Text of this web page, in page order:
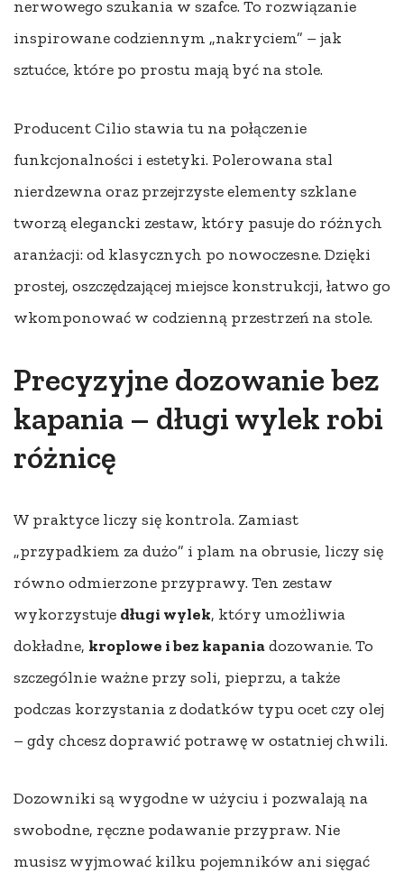
nerwowego szukania w szafce. To rozwiązanie
inspirowane codziennym „nakryciem” – jak
sztućce, które po prostu mają być na stole.
Producent Cilio stawia tu na połączenie
funkcjonalności i estetyki. Polerowana stal
nierdzewna oraz przejrzyste elementy szklane
tworzą elegancki zestaw, który pasuje do różnych
aranżacji: od klasycznych po nowoczesne. Dzięki
prostej, oszczędzającej miejsce konstrukcji, łatwo go
wkomponować w codzienną przestrzeń na stole.
Precyzyjne dozowanie bez
kapania – długi wylek robi
różnicę
W praktyce liczy się kontrola. Zamiast
„przypadkiem za dużo” i plam na obrusie, liczy się
równo odmierzone przyprawy. Ten zestaw
wykorzystuje długi wylek, który umożliwia
dokładne, kroplowe i bez kapaniadozowanie. To
szczególnie ważne przy soli, pieprzu, a także
podczas korzystania z dodatków typu ocet czy olej
– gdy chcesz doprawić potrawę w ostatniej chwili.
Dozowniki są wygodne w użyciu i pozwalają na
swobodne, ręczne podawanie przypraw. Nie
musisz wyjmować kilku pojemników ani sięgać